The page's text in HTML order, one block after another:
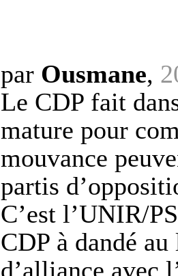
par Ousmane,
Le CDP fait
mature pour
mouvance
partis
C’est l’UNIR/
CDP à dandé
d’alliance avec